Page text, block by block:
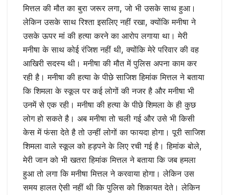
मित्तल की मौत का बुरा जरूर लगा, जो भी उसके साथ हुआ।
लेकिन उसके साथ रिश्ता इसलिए नहीं रखा, क्योंकि मनीषा ने
उसके ऊपर मां की हत्या करने का आरोप लगाया था। मेरी
मनीषा के साथ कोई रंजिश नहीं थी, क्योंकि मेरे परिवार की वह
आखिरी सदस्य थी। मनीषा की मौत में पुलिस अपना काम कर
रही है। मनीषा की हत्या के पीछे साजिश हिमांक मित्तल ने बताया
कि शिमला के स्कूल पर कई लोगों की नजर है और मनीषा भी
उनमें से एक रही। मनीषा की हत्या के पीछे शिमला के ही कुछ
लोग हो सकते है। अब मनीषा तो चली गई और उसे भी किसी
केस में फंसा देते है तो उन्हीं लोगों का फायदा होगा। पूरी साजिश
शिमला वाले स्कूल को हड़पने के लिए रची गई है। हिमांक बोले,
मेरी जान को भी खतरा हिमांक मित्तल ने बताया कि जब हमला
हुआ तो लगा कि मनीषा मित्तल ने करवाया होगा। लेकिन उस
समय हालत ऐसी नहीं थी कि पुलिस को शिकायत देते। लेकिन